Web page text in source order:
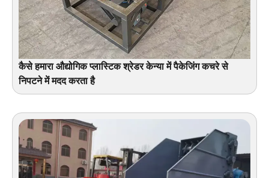
कैसे हमारा औद्योगिक प्लास्टिक श्रेडर केन्या में पैकेजिंग कचरे से
निपटने में मदद करता है